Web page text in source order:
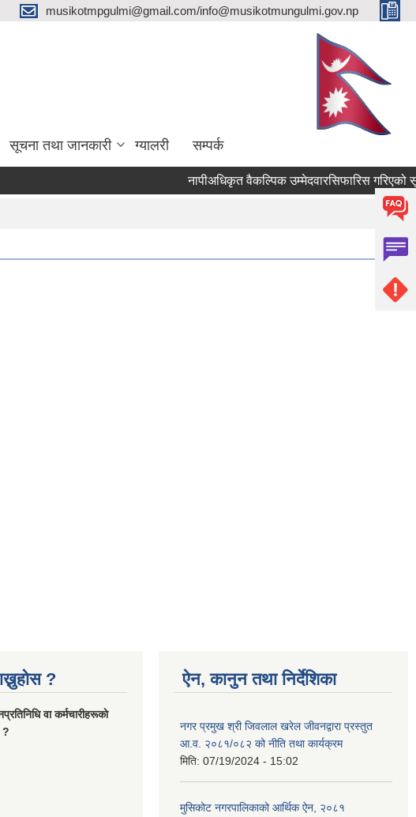
musikotmpgulmi@gmail.com/info@musikotmungulmi.gov.np
सूचना तथा जानकारी ग्यालरी सम्पर्क
नापीअधिकृत वैकल्पिक उम्मेदवारसिफारिस गरिएको
?
वा कर्मचारीहरूकाे
?
ऐन, कानुन तथा निर्देशिका
नगर प्रमुख श्री जिवलाल खरेल जीवनद्वारा प्रस्तुत
आ.व. २०८१/०८२ को नीति तथा कार्यक्रम
मिति: 07/19/2024 - 15:02
मुसिकोट नगरपालिकाको आर्थिक ऐन, २०८१